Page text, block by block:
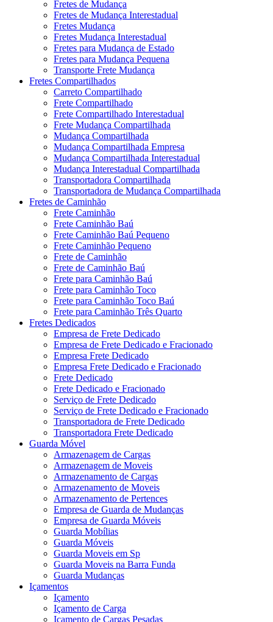
Fretes de Mudança
Fretes de Mudança Interestadual
Fretes Mudança
Fretes Mudança Interestadual
Fretes para Mudança de Estado
Fretes para Mudança Pequena
Transporte Frete Mudança
Fretes Compartilhados
Carreto Compartilhado
Frete Compartilhado
Frete Compartilhado Interestadual
Frete Mudança Compartilhada
Mudança Compartilhada
Mudança Compartilhada Empresa
Mudança Compartilhada Interestadual
Mudança Interestadual Compartilhada
Transportadora Compartilhada
Transportadora de Mudança Compartilhada
Fretes de Caminhão
Frete Caminhão
Frete Caminhão Baú
Frete Caminhão Baú Pequeno
Frete Caminhão Pequeno
Frete de Caminhão
Frete de Caminhão Baú
Frete para Caminhão Baú
Frete para Caminhão Toco
Frete para Caminhão Toco Baú
Frete para Caminhão Três Quarto
Fretes Dedicados
Empresa de Frete Dedicado
Empresa de Frete Dedicado e Fracionado
Empresa Frete Dedicado
Empresa Frete Dedicado e Fracionado
Frete Dedicado
Frete Dedicado e Fracionado
Serviço de Frete Dedicado
Serviço de Frete Dedicado e Fracionado
Transportadora de Frete Dedicado
Transportadora Frete Dedicado
Guarda Móvel
Armazenagem de Cargas
Armazenagem de Moveis
Armazenamento de Cargas
Armazenamento de Moveis
Armazenamento de Pertences
Empresa de Guarda de Mudanças
Empresa de Guarda Móveis
Guarda Mobílias
Guarda Móveis
Guarda Moveis em Sp
Guarda Moveis na Barra Funda
Guarda Mudanças
Içamentos
Içamento
Içamento de Carga
Içamento de Cargas Pesadas